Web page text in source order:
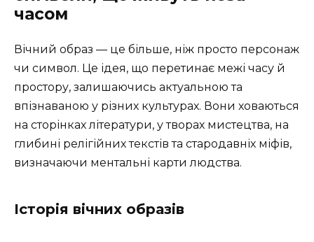
часом
Вічний образ — це більше, ніж просто персонаж
чи символ. Це ідея, що перетинає межі часу й
простору, залишаючись актуальною та
впізнаваною у різних культурах. Вони ховаються
на сторінках літератури, у творах мистецтва, на
глибині релігійних текстів та стародавніх міфів,
визначаючи ментальні карти людства.
Історія вічних образів